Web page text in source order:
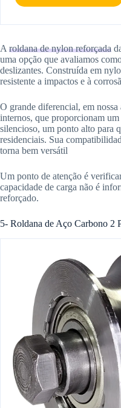
A roldana de nylon reforçada
uma opção que avaliamos
deslizantes. Construída em
resistente a impactos e à
O grande diferencial, em
internos, que proporcionam
silencioso, um ponto alto para
residenciais. Sua
torna bem versátil
Um ponto de atenção é
capacidade de carga não é
reforçado.
5- Roldana de Aço Carbono 2